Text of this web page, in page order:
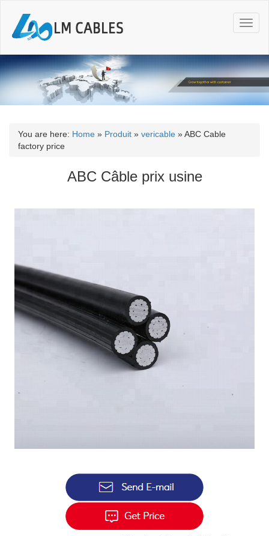
T
o
g
l
n
a
You are here: Home » Produit » vericable »ABC Cable
factory price
ABC Câble prix usine